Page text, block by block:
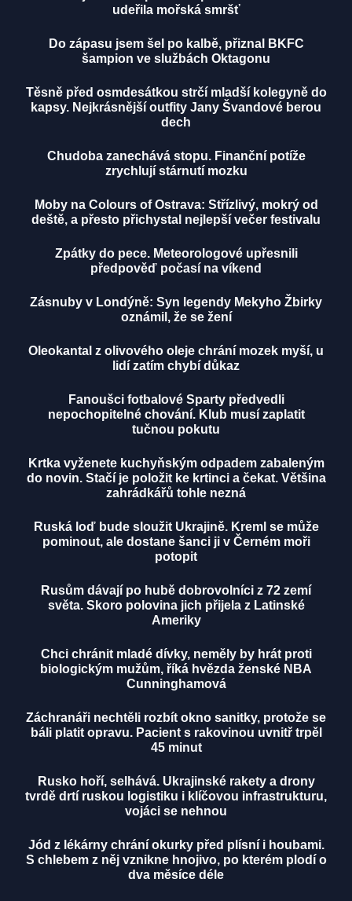
udeřila mořská smršť
Do zápasu jsem šel po kalbě, přiznal BKFC
šampion ve službách Oktagonu
Těsně před osmdesátkou strčí mladší kolegyně do
kapsy. Nejkrásnější outfity Jany Švandové berou
dech
Chudoba zanechává stopu. Finanční potíže
zrychlují stárnutí mozku
Moby na Colours of Ostrava: Střízlivý, mokrý od
deště, a přesto přichystal nejlepší večer festivalu
Zpátky do pece. Meteorologové upřesnili
předpověď počasí na víkend
Zásnuby v Londýně: Syn legendy Mekyho Žbirky
oznámil, že se žení
Oleokantal z olivového oleje chrání mozek myší, u
lidí zatím chybí důkaz
Fanoušci fotbalové Sparty předvedli
nepochopitelné chování. Klub musí zaplatit
tučnou pokutu
Krtka vyženete kuchyňským odpadem zabaleným
do novin. Stačí je položit ke krtinci a čekat. Většina
zahrádkářů tohle nezná
Ruská loď bude sloužit Ukrajině. Kreml se může
pominout, ale dostane šanci ji v Černém moři
potopit
Rusům dávají po hubě dobrovolníci z 72 zemí
světa. Skoro polovina jich přijela z Latinské
Ameriky
Chci chránit mladé dívky, neměly by hrát proti
biologickým mužům, říká hvězda ženské NBA
Cunninghamová
Záchranáři nechtěli rozbít okno sanitky, protože se
báli platit opravu. Pacient s rakovinou uvnitř trpěl
45 minut
Rusko hoří, selhává. Ukrajinské rakety a drony
tvrdě drtí ruskou logistiku i klíčovou infrastrukturu,
vojáci se nehnou
Jód z lékárny chrání okurky před plísní i houbami.
S chlebem z něj vznikne hnojivo, po kterém plodí o
dva měsíce déle